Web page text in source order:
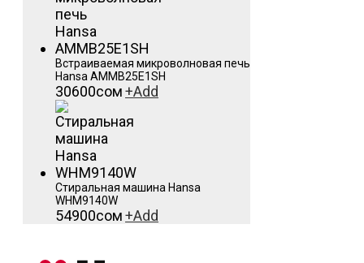
Встраиваемая микроволновая печь
Hansa AMMB25E1SH
30600сом+Add
Стиральная машина Hansa
WHM9140W
54900сом+Add